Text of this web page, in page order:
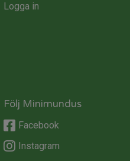
Logga in
Följ Minimundus
Facebook
Instagram